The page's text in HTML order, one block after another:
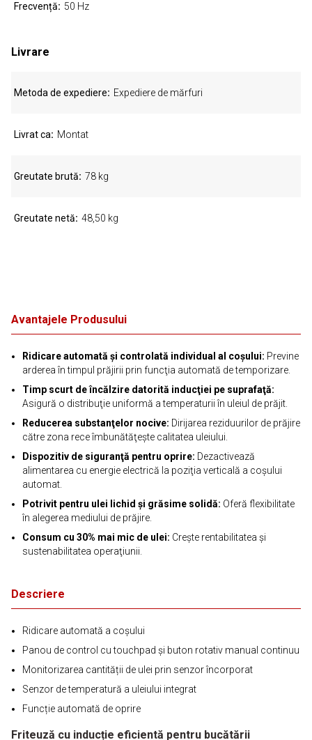
Avantajele Produsului
Ridicare automată şi controlată individual al coşului: Previne
arderea în timpul prăjirii prin funcţia automată de temporizare.
Timp scurt de încălzire datorită inducţiei pe suprafaţă:
Asigură o distribuţie uniformă a temperaturii în uleiul de prăjit.
Reducerea substanţelor nocive: Dirijarea reziduurilor de prăjire
către zona rece îmbunătăţeşte calitatea uleiului.
Dispozitiv de siguranţă pentru oprire: Dezactivează
alimentarea cu energie electrică la poziţia verticală a coşului
automat.
Potrivit pentru ulei lichid şi grăsime solidă: Oferă flexibilitate
în alegerea mediului de prăjire.
Consum cu 30% mai mic de ulei: Creşte rentabilitatea şi
sustenabilitatea operaţiunii.
Descriere
Ridicare automată a coșului
Panou de control cu touchpad și buton rotativ manual continuu
Monitorizarea cantității de ulei prin senzor încorporat
Senzor de temperatură a uleiului integrat
Funcție automată de oprire
Friteuză cu inducție eficientă pentru bucătării
Frecvență 50 Hz
Livrare
Metoda de expediere Expediere de mărfuri
Livrat ca Montat
Greutate brută 78 kg
Greutate netă 48,50 kg